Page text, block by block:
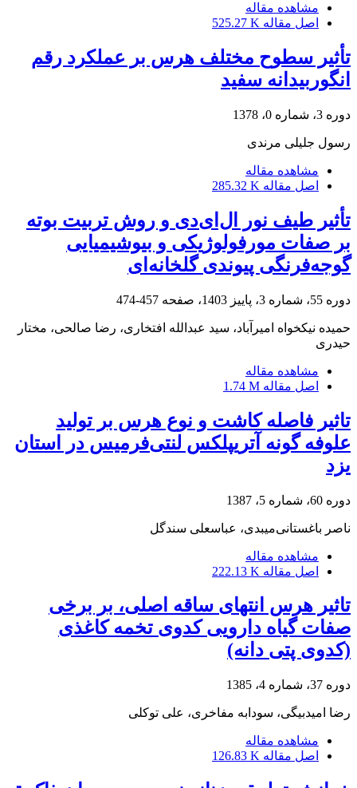
مشاهده مقاله
اصل مقاله 525.27 K
تأثیر سطوح مختلف هرس بر عملکرد رقم
انگوربیدانه سفید
دوره 3، شماره 0، 1378
رسول جلیلی مرندی
مشاهده مقاله
اصل مقاله 285.32 K
تأثیر طیف نور ال‌ای‌دی و روش تربیت بوته
بر صفات مورفولوژیکی و بیوشیمیایی
گوجه‌فرنگی پیوندی گلخانه‌ای
دوره 55، شماره 3، پاییز 1403، صفحه 457-474
حمیده نیکخواه امیرآباد، سید عبدالله افتخاری، رضا صالحی، مختار
حیدری
مشاهده مقاله
اصل مقاله 1.74 M
تاثیر فاصله کاشت و نوع هرس بر تولید
علوفه گونه‌ آتریپلکس لنتی‌فرمیس در استان
یزد
دوره 60، شماره 5، 1387
ناصر باغستانی‌میبدی، عباسعلی سندگل
مشاهده مقاله
اصل مقاله 222.13 K
تاثیر هرس انتهای ساقه اصلی، بر برخی
صفات گیاه دارویی کدوی تخمه کاغذی
(کدوی پتی دانه)
دوره 37، شماره 4، 1385
رضا امیدبیگی، سودابه مفاخری، علی توکلی
مشاهده مقاله
اصل مقاله 126.83 K